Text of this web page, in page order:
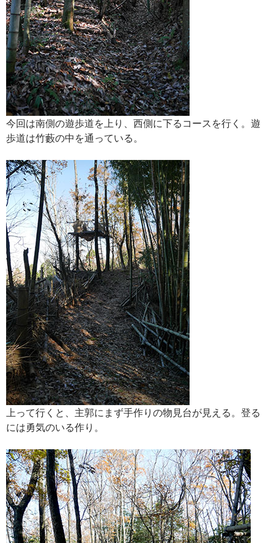
今回は南側の遊歩道を上り、西側に下るコースを行く。遊
歩道は竹藪の中を通っている。
上って行くと、主郭にまず手作りの物見台が見える。登る
には勇気のいる作り。